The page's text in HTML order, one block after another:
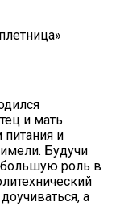
и мать
питания и
Будучи
роль в
а